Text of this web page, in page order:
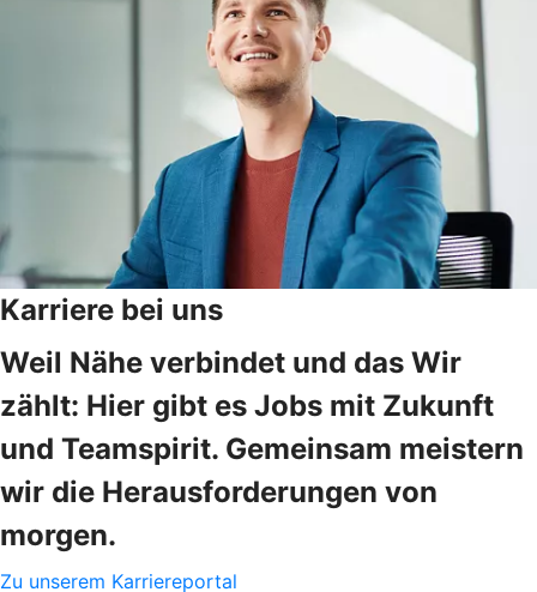
Karriere bei uns
Weil Nähe verbindet und das Wir
zählt: Hier gibt es Jobs mit Zukunft
und Teamspirit. Gemeinsam meistern
wir die Herausforderungen von
morgen.
Zu unserem Karriereportal